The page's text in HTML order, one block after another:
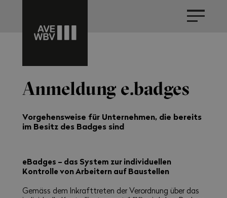
Anmeldung e.badges
Vorgehensweise für Unternehmen, die bereits
im Besitz des Badges sind
eBadges – das System zur individuellen
Kontrolle von Arbeitern auf Baustellen
Gemäss dem Inkrafttreten der Verordnung über das